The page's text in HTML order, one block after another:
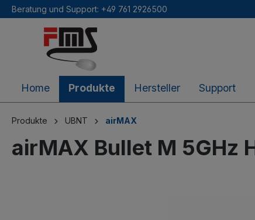
springen
Beratung und Support: +49 761 2926500
Home Produkte Hersteller Support
Produkte UBNT airMAX
airMAX Bullet M 5GHz